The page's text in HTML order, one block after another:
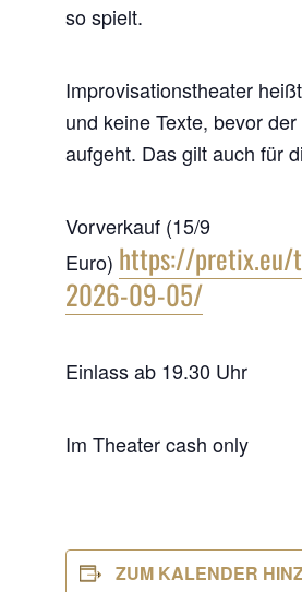
so spielt.
Improvisationstheater
und keine Texte, bevor
aufgeht. Das gilt auch für
Vorverkauf (15/9
Euro) https://
2026-09-05/
Einlass ab 19.30 Uhr
Im Theater cash only
ZUM KALENDER